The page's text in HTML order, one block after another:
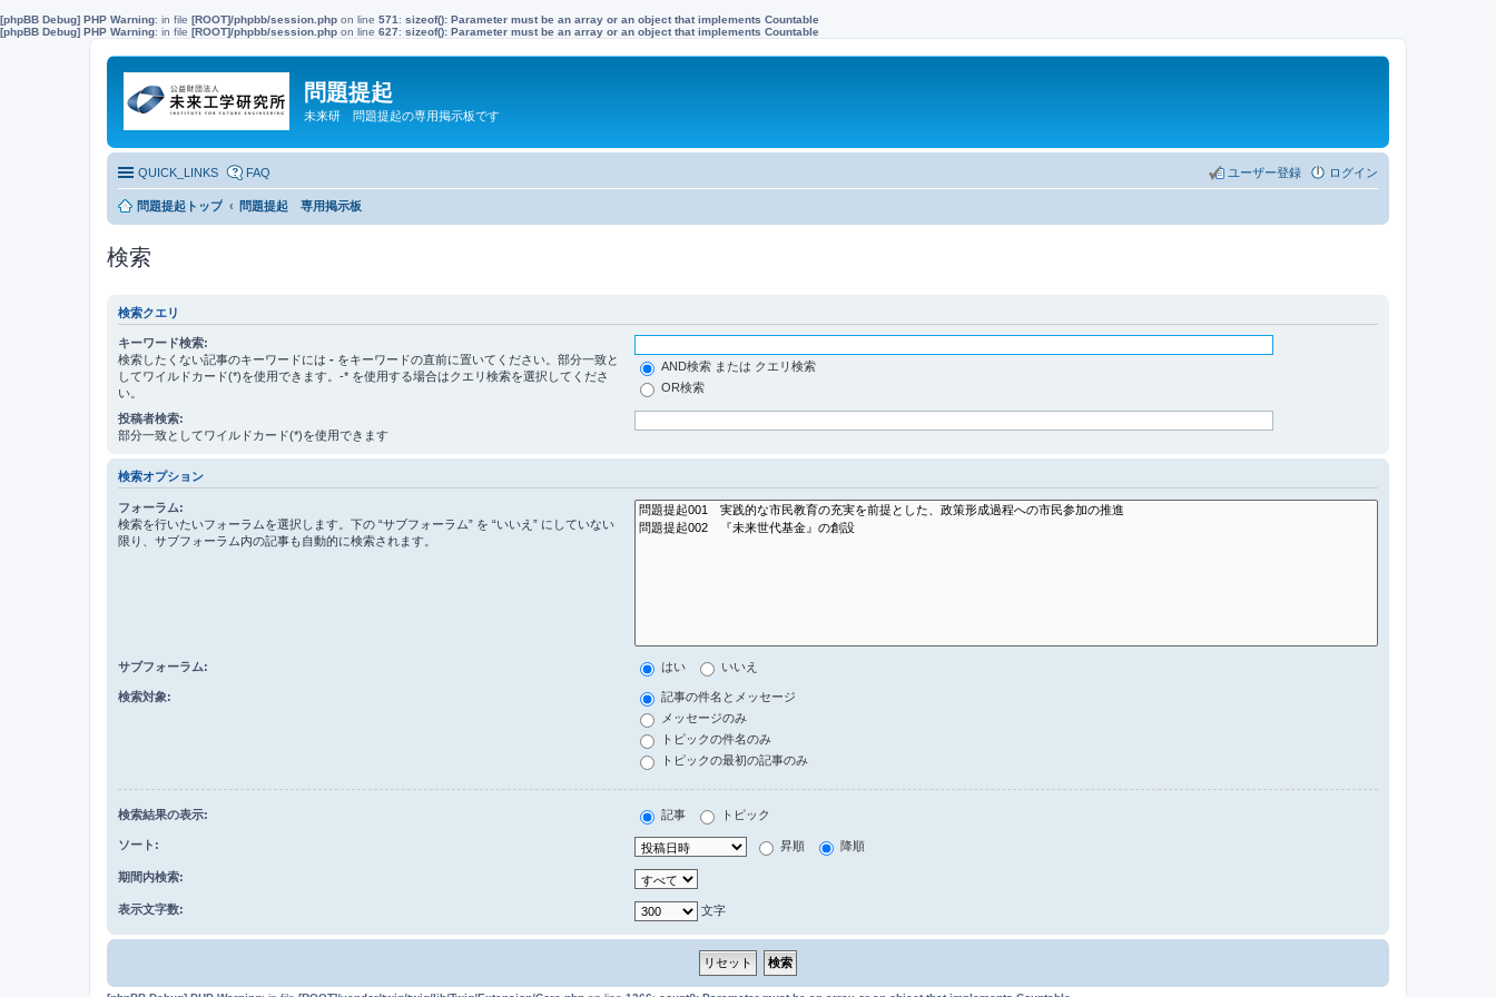
[phpBB Debug] PHP Warning: in file [ROOT]/phpbb/session.php on line 571 : sizeof(): Parameter must be an array or an object that implements Countable
[phpBB Debug] PHP Warning: in file [ROOT]/phpbb/session.php on line 627: sizeof(): Parameter must be an array or an object that implements Countable
問題提起
未来研 問題提起の専用掲示板です
QUICK_LINKS FAQ ログイン
ユーザー登録
問題提起トップ 問題提起 専用掲示板
検索
検索クエリ
キーワード検索:
検索したくない記事のキーワードには - をキーワードの直前に置いてください。部分一致と
してワイルドカード(*)を使用できます。-* を使用する場合はクエリ検索を選択してくださ
い。
AND検索 または クエリ検索
OR検索
投稿者検索:
部分一致としてワイルドカード(*)を使用できます
検索オプション
フォーラム:
検索を行いたいフォーラムを選択します。下の “サブフォーラム” を “いいえ” にしていない
限り、サブフォーラム内の記事も自動的に検索されます。
サブフォーラム: はい いいえ
検索対象:
記事の件名とメッセージ
メッセージのみ
トピックの件名のみ
トピックの最初の記事のみ
検索結果の表示: 記事 トピック
ソート: 昇順 降順
期間内検索:
表示文字数: 文字